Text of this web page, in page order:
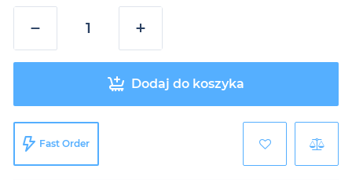
− +
Dodaj do koszyka
Fast Order